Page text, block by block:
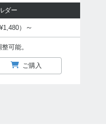
ダー
） ～
可能。
ご購入